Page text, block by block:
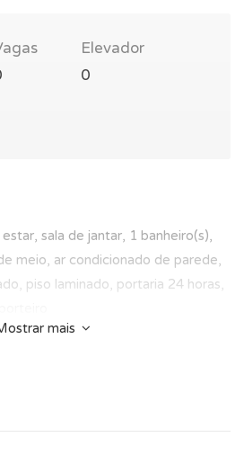
Elevador
0
sala de jantar, 1 banheiro(s),
meio, ar condicionado de parede,
piso laminado, portaria 24 horas,
mais